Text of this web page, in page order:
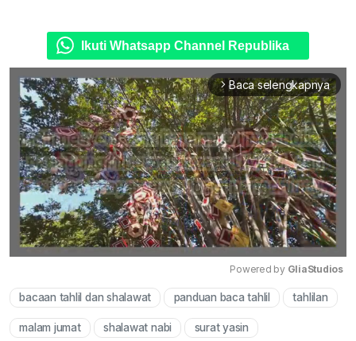
Ikuti Whatsapp Channel Republika
arrow_forward_ios Baca selengkapnya
Mute
Powered by GliaStudios
bacaan tahlil dan shalawat panduan baca tahlil tahlilan
malam jumat shalawat nabi surat yasin